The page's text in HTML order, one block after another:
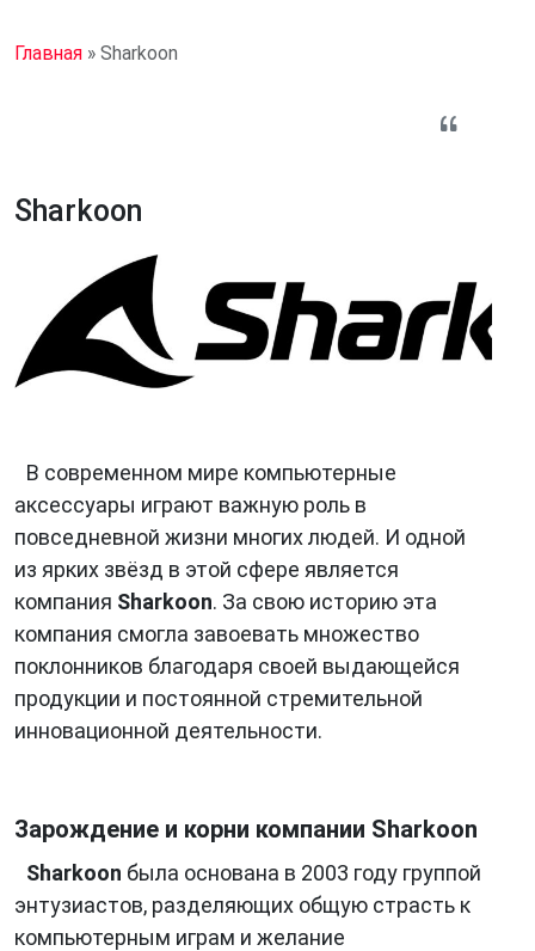
Главная » Sharkoon
Sharkoon
В современном мире компьютерные
аксессуары играют важную роль в
повседневной жизни многих людей. И одной
из ярких звёзд в этой сфере является
компания Sharkoon. За свою историю эта
компания смогла завоевать множество
поклонников благодаря своей выдающейся
продукции и постоянной стремительной
инновационной деятельности.
Зарождение и корни компании Sharkoon
Sharkoon была основана в 2003 году группой
энтузиастов, разделяющих общую страсть к
компьютерным играм и желание